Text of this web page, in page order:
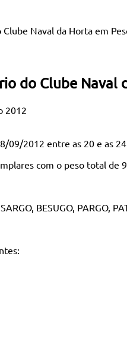
Naval da Horta em
do Clube Naval
2012
09/2012 entre as 20 e as
com o peso total de
BESUGO, PARGO,